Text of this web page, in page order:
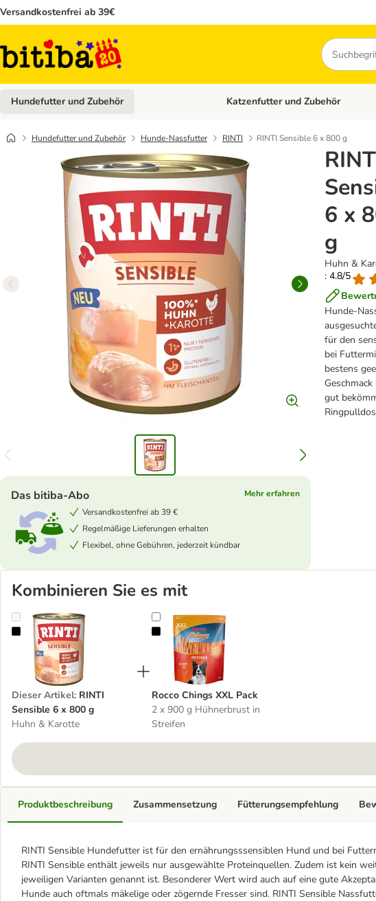
Versandkostenfrei ab 39€
Suchen
Hundefutter und Zubehör Kategorie-Menü öffnen: Hundefutter
Katzenfutter und Zubehör
Hundefutter und Zubehör Hunde-Nassfutter RINTI RINTI Sensible 6 x 800 g
6 x
g
Huhn &
: 4.8/5
Hunde-
für den
bei
bestens
gut
Das bitiba-Abo
Mehr erfahren
Versandkostenfrei ab 39 €
Regelmäßige Lieferungen erhalten
Flexibel, ohne Gebühren, jederzeit kündbar
Kombinieren Sie es mit
RINTI Sensible 6 x 800 g
Dieser Artikel: RINTI
Sensible 6 x 800 g
Huhn & Karotte
Rocco Chings XXL Pack
Rocco Chings XXL Pack
2 x 900 g Hühnerbrust in
Streifen
Produktbeschreibung
RINTI Sensible Hundefutter ist für den ernährungsssensiblen Hund und bei
RINTI Sensible enthält jeweils nur ausgewählte Proteinquellen. Zudem ist kein
jeweiligen Varianten genannt ist. Besonderer Wert wird auch auf eine gute
Hunde auch oftmals mäkelige oder zögernde Fresser sind. RINTI Sensible
Zusammensetzung Fütterungsempfehlung